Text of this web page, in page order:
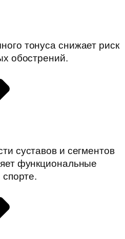
тонуса снижает риск
обострений.
суставов и сегментов
функциональные